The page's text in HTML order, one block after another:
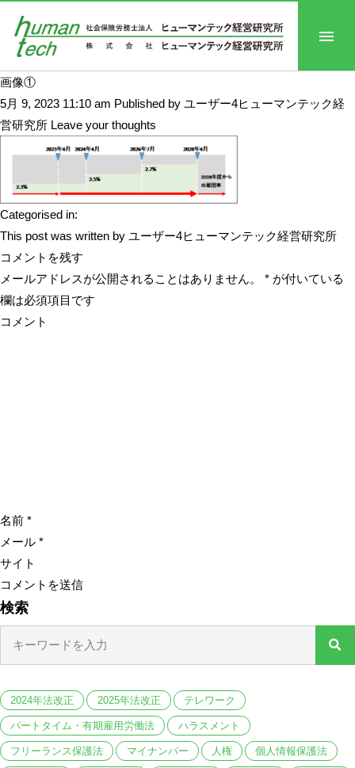
画像①
5月 9, 2023 11:10 am Published by ユーザー4ヒューマンテック経
営研究所 Leave your thoughts
Categorised in:
This post was written by ユーザー4ヒューマンテック経営研究所
コメントを残す
メールアドレスが公開されることはありません。
* が付いている
欄は必須項目です
コメント
名前 *
メール *
サイト
検索
2024年法改正 2025年法改正 テレワーク
パートタイム・有期雇用労働法 ハラスメント
フリーランス保護法 マイナンバー 人権 個人情報保護法